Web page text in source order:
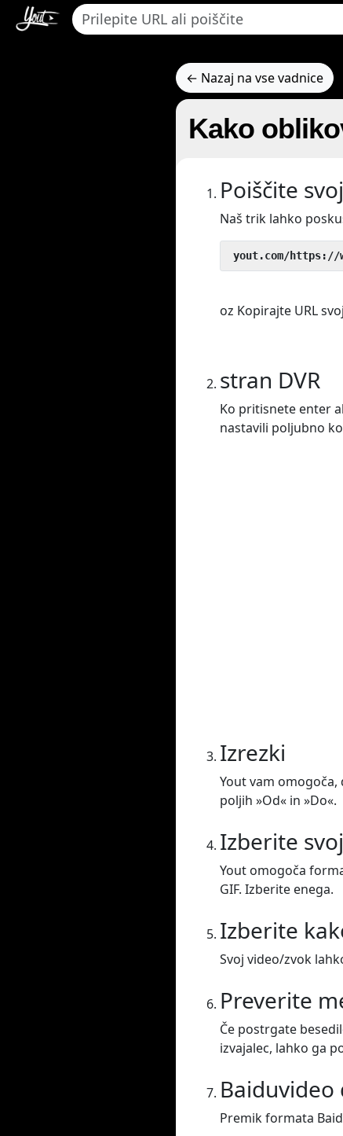
← Nazaj na vse vadnice
Kako
Poiščite
Naš trik lahko
yout.com/https://
oz Kopirajte URL
stran DVR
Ko pritisnete enter
nastavili poljubno
Izrezki
Yout vam
poljih »Od« in »Do«.
Izberite
Yout omogoča
GIF. Izberite enega.
Izberite
Svoj video/zvok
Preverite
Če postrgate
izvajalec, lahko ga
Baiduvideo
Premik formata